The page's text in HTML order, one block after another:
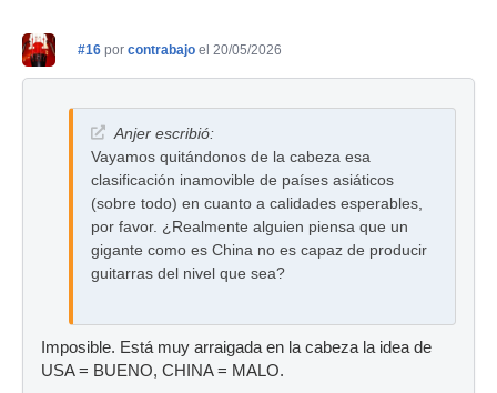
#16 por contrabajo el 20/05/2026
Anjer escribió:
Vayamos quitándonos de la cabeza esa
clasificación inamovible de países asiáticos
(sobre todo) en cuanto a calidades esperables,
por favor. ¿Realmente alguien piensa que un
gigante como es China no es capaz de producir
guitarras del nivel que sea?
Imposible. Está muy arraigada en la cabeza la idea de
USA = BUENO, CHINA = MALO.